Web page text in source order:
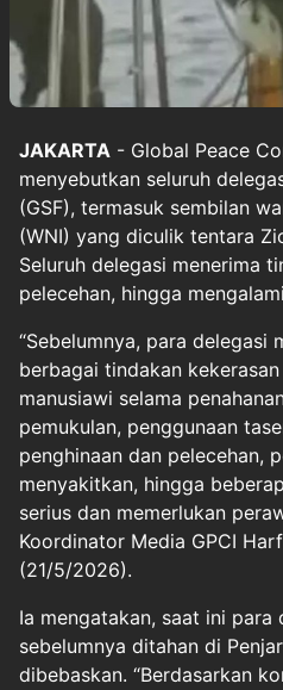
JAKARTA - Global Peace
menyebutkan seluruh
(GSF), termasuk sembilan
(WNI) yang diculik tentara
Seluruh delegasi menerima
pelecehan, hingga
“Sebelumnya, para delegasi
berbagai tindakan
manusiawi selama
pemukulan, penggunaan
penghinaan dan pelecehan,
menyakitkan, hingga
serius dan memerlukan
Koordinator Media GPCI
(21/5/2026).
Ia mengatakan, saat ini para
sebelumnya ditahan di
dibebaskan. “Berdasarkan